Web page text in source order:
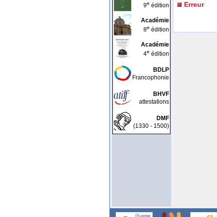
9e édition
Académie
8e édition
Académie
4e édition
BDLP
Francophonie
BHVF
attestations
DMF
(1330 - 1500)
Erreur